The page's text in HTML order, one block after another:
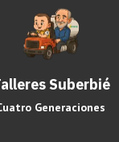
Suberbié
Generaciones